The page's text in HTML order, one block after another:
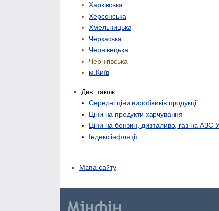
Харківська
Херсонська
Хмельницька
Черкаська
Чернівецька
Чернігівська
м.Київ
Див. також:
Середні ціни виробників продукції
Ціни на продукти харчування
Ціни на бензин, дизпаливо, газ на АЗС
Індекс інфляції
Мапа сайту